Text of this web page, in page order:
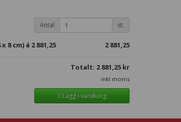
Antal st.
8 cm) á 2 881,25 2 881,25
Totalt: 2 881,25 kr
inkl moms
Lägg i varukorg